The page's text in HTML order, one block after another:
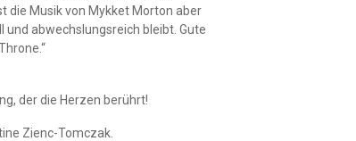
die Musik von Mykket Morton aber
und abwechslungsreich bleibt. Gute
der die Herzen berührt!
Zienc-Tomczak.